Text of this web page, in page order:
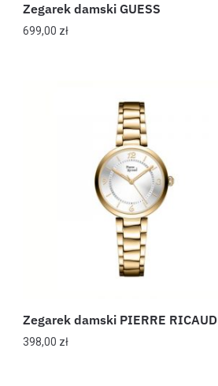
Zegarek damski GUESS
699,00 zł
Zegarek damski PIERRE RICAUD
398,00 zł